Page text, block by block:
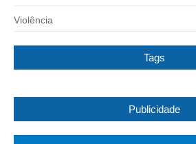
Violência
Tags
Publicidade